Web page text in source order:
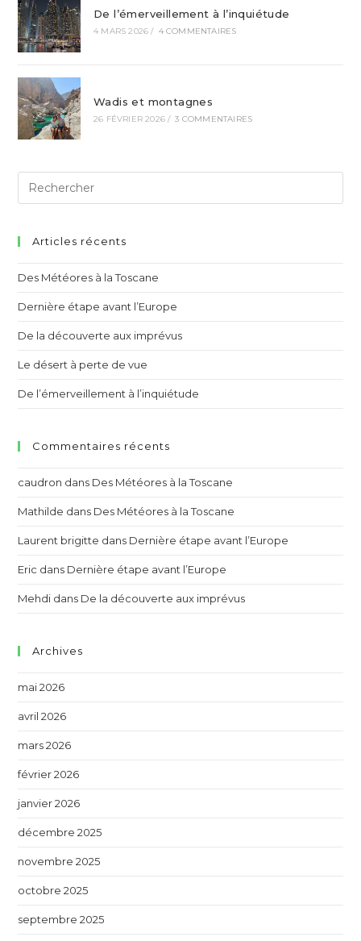
De l’émerveillement à l’inquiétude
4 MARS 2026 / 4 COMMENTAIRES
Wadis et montagnes
26 FÉVRIER 2026 / 3 COMMENTAIRES
Articles récents
Des Météores à la Toscane
Dernière étape avant l’Europe
De la découverte aux imprévus
Le désert à perte de vue
De l’émerveillement à l’inquiétude
Commentaires récents
caudron dans Des Météores à la Toscane
Mathilde dans Des Météores à la Toscane
Laurent brigitte dans Dernière étape avant l’Europe
Eric dans Dernière étape avant l’Europe
Mehdi dans De la découverte aux imprévus
Archives
mai 2026
avril 2026
mars 2026
février 2026
janvier 2026
décembre 2025
novembre 2025
octobre 2025
septembre 2025